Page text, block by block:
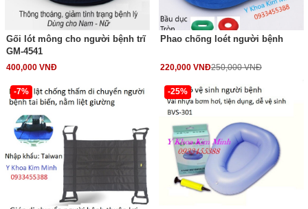
Gối lót mông cho người bệnh trĩ
GM-4541
400,000 VNĐ
Phao chống loét người bệnh
220,000 VNĐ250,000 VNĐ
-7% -25%